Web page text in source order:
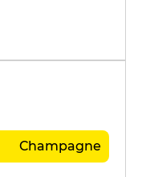
Champagne